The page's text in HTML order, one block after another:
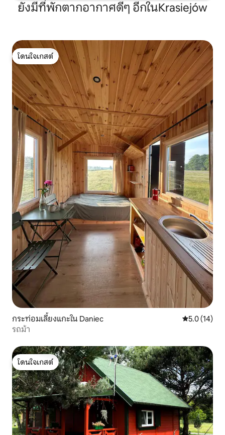
ยังมีที่พักตากอากาศดีๆ อีกในKrasiejów
โดนใจเกสต์
โดนใจเกสต์
กระท่อมเลี้ยงแกะใน Daniec คะแนนเฉลี่ย
5.0 (14)
รถม้า
โดนใจเกสต์
โดนใจเกสต์